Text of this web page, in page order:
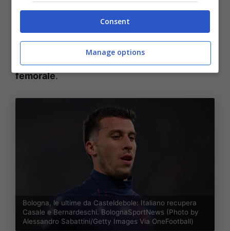
uscito prima del previsto in Bologna-Roma
per un fastidio muscolare alla coscia sinistra.
Stamattina ha svolto gli esami, che hanno
stiramento del retto
femorale.
Bologna, le ultime da Casteldebole: Italiano recupera
Casale e Bernardeschi. BolognaSportNews (Photo by
Alessandro Sabattini/Getty Images Via OneFootball)
Consent
Manage options